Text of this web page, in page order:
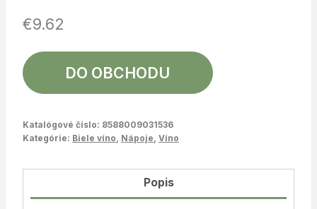
€9.62
DO OBCHODU
Katalógové číslo: 8588009031536
Kategórie: Biele víno Nápoje Víno
Popis